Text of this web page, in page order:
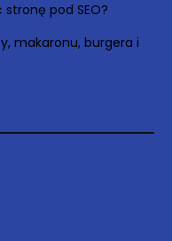
pod SEO?
makaronu, burgera i